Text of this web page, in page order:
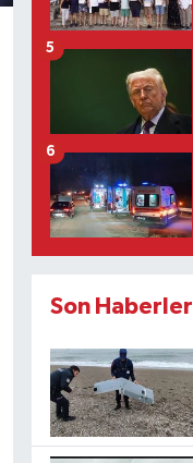
5
6
Son Haberler